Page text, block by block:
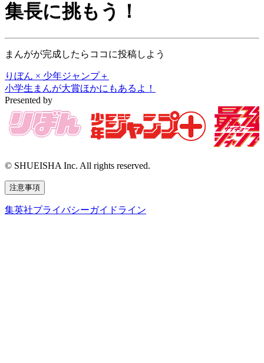
集長に挑もう！
まんがが完成したらココに投稿しよう
りぼん × 少年ジャンプ＋
小学生まんが大賞ほかにもあるよ！
Presented by
© SHUEISHA Inc. All rights reserved.
注意事項
集英社プライバシーガイドライン